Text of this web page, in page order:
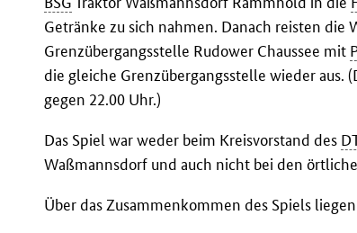
Getränke zu sich nahmen. Danach reisten die
Grenzübergangsstelle Rudower Chaussee mit
die gleiche Grenzübergangsstelle wieder aus.
gegen 22.00 Uhr.)
Das Spiel war weder beim Kreisvorstand des
Waßmannsdorf und auch nicht bei den
Über das Zusammenkommen des Spiels